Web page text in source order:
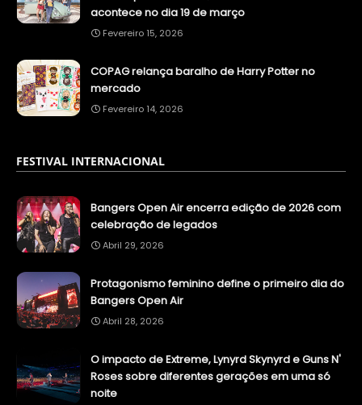
acontece no dia 19 de março
Fevereiro 15, 2026
COPAG relança baralho de Harry Potter no
mercado
Fevereiro 14, 2026
FESTIVAL INTERNACIONAL
Bangers Open Air encerra edição de 2026 com
celebração de legados
Abril 29, 2026
Protagonismo feminino define o primeiro dia do
Bangers Open Air
Abril 28, 2026
O impacto de Extreme, Lynyrd Skynyrd e Guns N'
Roses sobre diferentes gerações em uma só
noite